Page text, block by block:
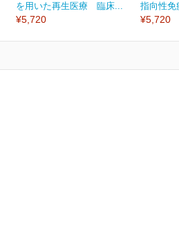
を用いた再生医療 臨床...
¥5,720
指向性免
¥5,720